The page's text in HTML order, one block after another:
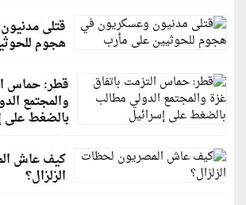
قتلى
هجوم
قطر: حماس
والمجتمع
بالضغط على
كيف عاش
الزلزال؟